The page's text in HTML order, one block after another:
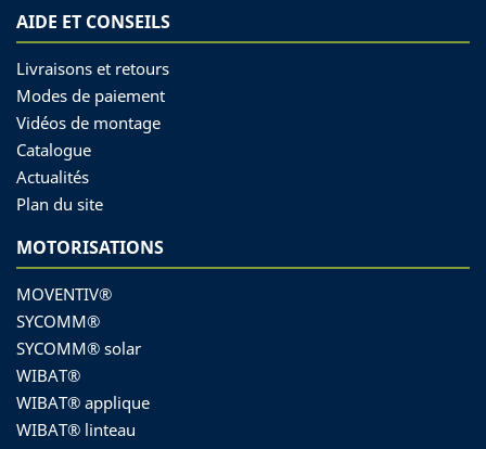
AIDE ET CONSEILS
Livraisons et retours
Modes de paiement
Vidéos de montage
Catalogue
Actualités
Plan du site
MOTORISATIONS
MOVENTIV®
SYCOMM®
SYCOMM® solar
WIBAT®
WIBAT® applique
WIBAT® linteau